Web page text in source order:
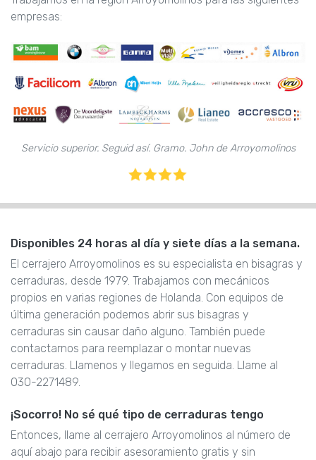
empresas:
Servicio superior. Seguid así. Gramo. John de Arroyomolinos
Disponibles 24 horas al día y siete días a la semana.
El cerrajero Arroyomolinos es su especialista en bisagras y
cerraduras, desde 1979. Trabajamos con mecánicos
propios en varias regiones de Holanda. Con equipos de
última generación podemos abrir sus bisagras y
cerraduras sin causar daño alguno. También puede
contactarnos para reemplazar o montar nuevas
cerraduras. Llamenos y llegamos en seguida. Llame al
030-2271489.
¡Socorro! No sé qué tipo de cerraduras tengo
Entonces, llame al cerrajero Arroyomolinos al número de
aquí abajo para recibir asesoramiento gratis y sin